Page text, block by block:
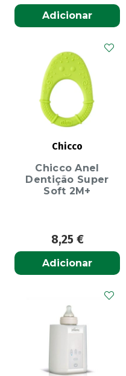
Adicionar
Chicco
Chicco Anel
Dentição Super
Soft 2M+
8,25 €
Adicionar